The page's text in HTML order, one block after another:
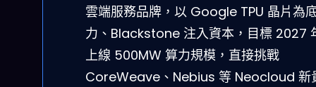
雲端服務品牌，以 Google TPU 晶片為
力、Blackstone 注入資本，目標 2027
上線 500MW 算力規模，直接挑戰
CoreWeave、Nebius 等 Neocloud 新